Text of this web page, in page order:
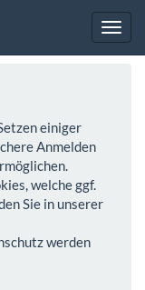
einiger
Anmelden
welche ggf.
Sie in unserer
werden